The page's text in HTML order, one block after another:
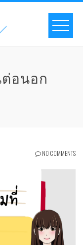
อนอก
NO COMMENTS